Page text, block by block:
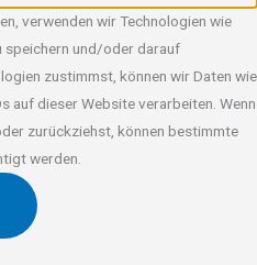
verwenden wir Technologien wie
speichern und/oder darauf
zustimmst, können wir Daten wie
auf dieser Website verarbeiten. Wenn
zurückziehst, können bestimmte
werden.